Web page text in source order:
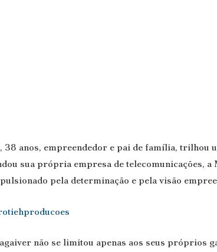
anos, empreendedor e pai de família, trilhou
sua própria empresa de telecomunicações, a
pela determinação e pela visão
não se limitou apenas aos seus próprios